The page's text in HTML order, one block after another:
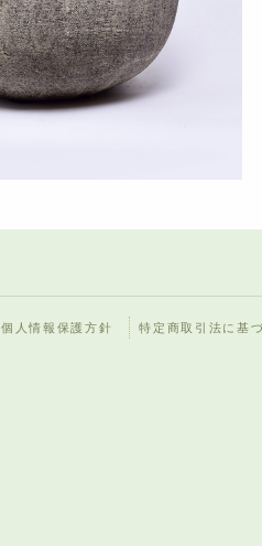
個人情報保護方針 特定商取引法に基